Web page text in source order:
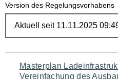
Version des Regelungsvorhabens
Navigation
Masterplan
Vereinfachung des